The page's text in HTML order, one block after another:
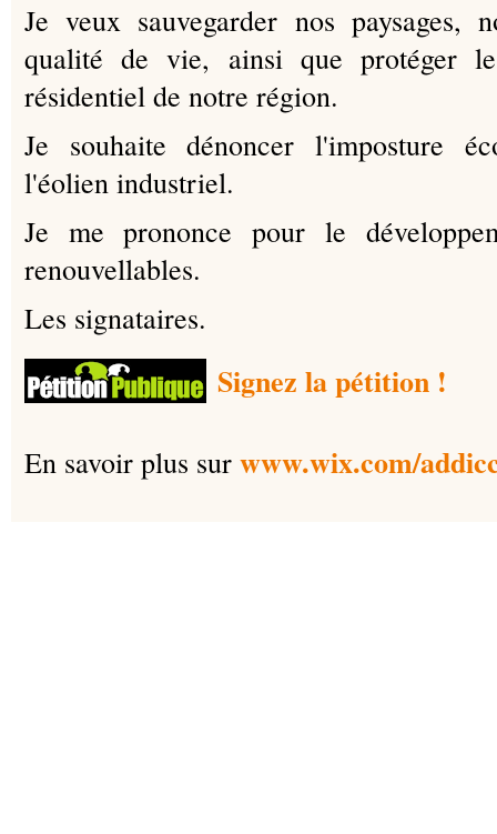
Je veux sauvegarder nos paysages,
qualité de vie, ainsi que protéger
résidentiel de notre région.
Je souhaite dénoncer l'imposture
l'éolien industriel.
Je me prononce pour le
renouvellables.
Les signataires.
Signez la pétition !
En savoir plus sur www.wix.com/